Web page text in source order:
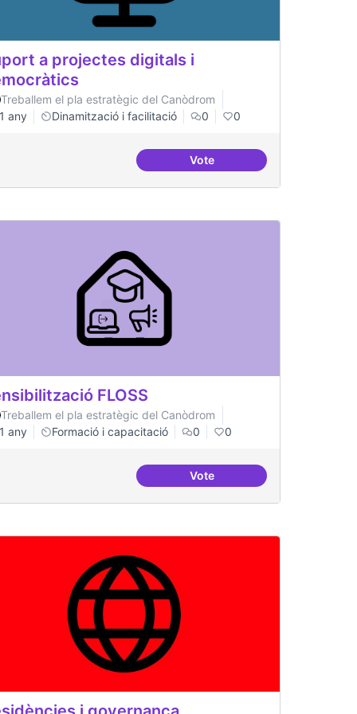
i democràtics
a projectes digitals i
Treballem el pla estratègic del Canòdrom
1 any
Dinamització i facilitació 0 0
VoteSuport a projectes digitals i
al FLOSS
FLOSS
Treballem el pla estratègic del Canòdrom
1 any
Formació i capacitació 0 0
VoteSensibilització FLOSS